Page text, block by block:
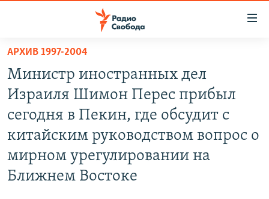
упрощенного
доступа
Вернуться
основному
содержанию
главной
АВТОРСКИЕ ПРОЕКТЫ
ЦИТАТЫ СВОБОДЫ
МНЕНИЯ
КУЛЬТУРА
АРХИВ 1997-2004
Министр иностранных дел
Израиля Шимон Перес прибыл
сегодня в Пекин, где обсудит с
китайским руководством вопрос о
мирном урегулировании на
Ближнем Востоке